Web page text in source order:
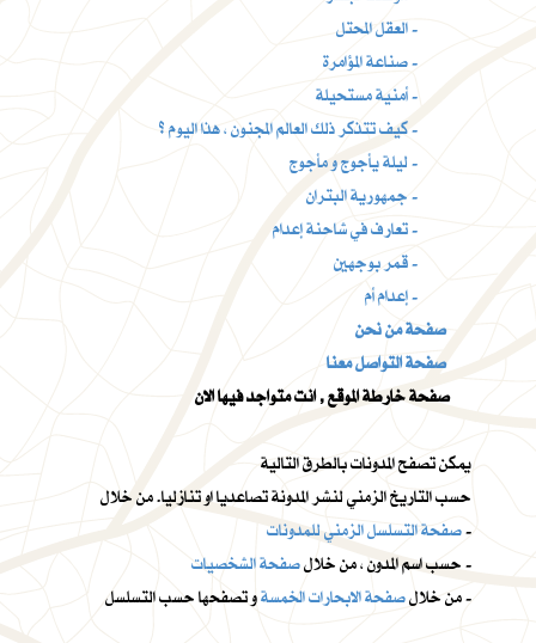
العقل المحتل -
صناعة المؤامرة -
أمنية مستحيلة -
كيف تتذكر ذلك العالم المجنون ، هذا اليوم ؟ -
ليلة يأجوج و مأجوج -
جمهورية البتران -
تعارف في شاحنة إعدام -
قمر بوجهين -
إعدام أم -
صفحة من نحن
صفحة التواصل معنا
صفحة خارطة الموقع , انت متواجد فيها الان
يمكن تصفح المدونات بالطرق التالية
حسب التاريخ الزمني لنشر المدونة تصاعديا او تنازليا. من خلال
صفحة التسلسل الزمني للمدونات-
حسب اسم المدون ، من خلالصفحة الشخصيات
-
من خلالصفحة الابحارات الخمسة
و تصفحها حسب التسلسل -